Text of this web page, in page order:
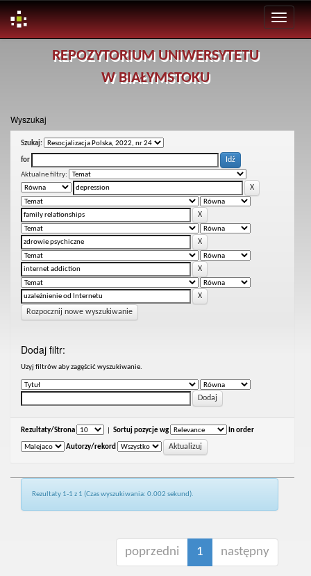
REPOZYTORIUM UNIWERSYTETU
W BIAŁYMSTOKU
Wyszukaj
Szukaj:
for
Aktualne filtry:
Rozpocznij nowe wyszukiwanie
Dodaj filtr:
Uzyj filtrów aby zagęścić wyszukiwanie.
Rezultaty/Strona Sortuj pozycje wg In order
Autorzy/rekord
Rezultaty 1-1 z 1 (Czas wyszukiwania: 0.002 sekund).
poprzedni 1 następny